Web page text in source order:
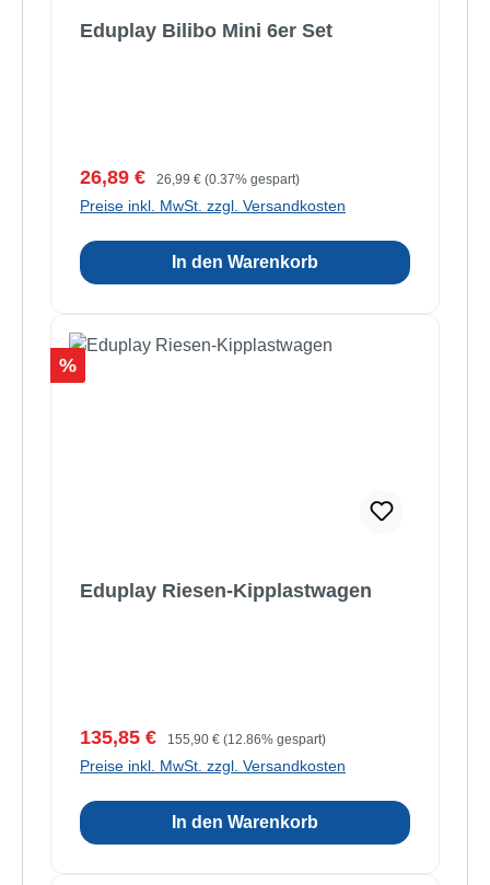
Eduplay Bilibo Mini 6er Set
Verkaufspreis:
26,89 € Regulärer Preis:
26,99 € (0.37% gespart)
Preise inkl. MwSt. zzgl. Versandkosten
In den Warenkorb
Rabatt
%
Eduplay Riesen-Kipplastwagen
Verkaufspreis:
135,85 € Regulärer Preis:
155,90 € (12.86% gespart)
Preise inkl. MwSt. zzgl. Versandkosten
In den Warenkorb